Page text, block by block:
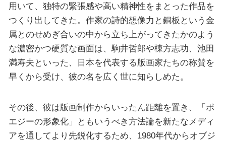
用いて、独特の緊張感や高い精神性をまとった作品を
つくり出してきた。作家の詩的想像力と銅板という金
属とのせめぎ合いの中から立ち上がってきたかのよう
な濃密かつ硬質な画面は、駒井哲郎や棟方志功、池田
満寿夫といった、日本を代表する版画家たちの称賛を
早くから受け、彼の名を広く世に知らしめた。
その後、彼は版画制作からいったん距離を置き、「ポ
エジーの形象化」ともいうべき方法論を新たなメディ
アを通してより先鋭化するため、1980年代からオブジ